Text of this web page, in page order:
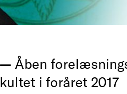
Åben
i foråret 2017